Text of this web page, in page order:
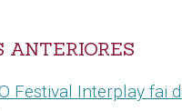
ANTERIORES
Festival Interplay fai